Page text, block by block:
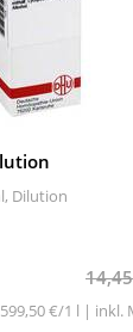
Dilution
14,45
599,50 €/1 l | inkl.